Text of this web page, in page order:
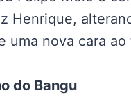
Henrique,
uma nova cara ao
do Bangu